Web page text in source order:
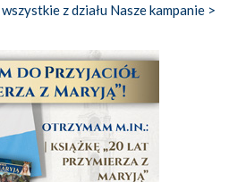
wszystkie z działu Nasze kampanie >